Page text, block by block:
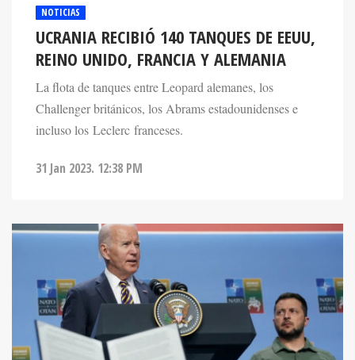
UCRANIA RECIBIÓ 140 TANQUES DE EEUU,
REINO UNIDO, FRANCIA Y ALEMANIA
La flota de tanques entre Leopard alemanes, los
Challenger británicos, los Abrams estadounidenses e
incluso los Leclerc franceses.